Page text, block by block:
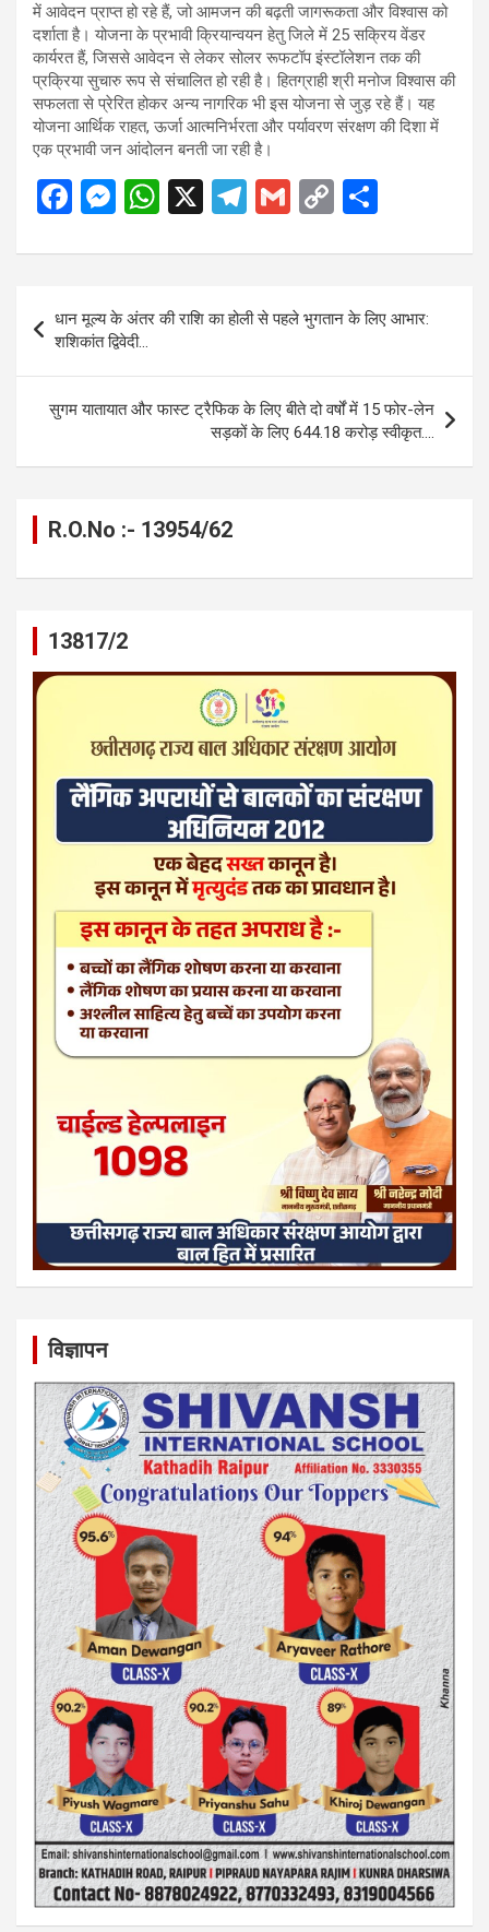
में आवेदन प्राप्त हो रहे हैं, जो आमजन की बढ़ती जागरूकता और विश्वास को
दर्शाता है। योजना के प्रभावी क्रियान्वयन हेतु जिले में 25 सक्रिय वेंडर
कार्यरत हैं, जिससे आवेदन से लेकर सोलर रूफटॉप इंस्टॉलेशन तक की
प्रक्रिया सुचारु रूप से संचालित हो रही है। हितग्राही श्री मनोज विश्वास की
सफलता से प्रेरित होकर अन्य नागरिक भी इस योजना से जुड़ रहे हैं। यह
योजना आर्थिक राहत, ऊर्जा आत्मनिर्भरता और पर्यावरण संरक्षण की दिशा में
एक प्रभावी जन आंदोलन बनती जा रही है।
F
ce
o
o
k
M
se
g
er
W
at
s
A
p
p
X
T
e
gr
a
m
G
ail
C
py
Li
n
k
ar
navigation
धान मूल्य के अंतर की राशि का होली से पहले भुगतान के लिए आभार:
शशिकांत द्विवेदी…
सुगम यातायात और फास्ट ट्रैफिक के लिए बीते दो वर्षों में 15 फोर-लेन
सड़कों के लिए 644.18 करोड़ स्वीकृत….
R.O.No :- 13954/62
13817/2
विज्ञापन